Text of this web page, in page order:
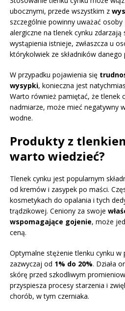
ubocznymi, przede wszystkim z
szczególnie powinny uważać
alergiczne na tlenek cynku zdarzają
wystąpienia istnieje, zwłaszcza u
którykolwiek ze składników danego
W przypadku pojawienia się
wysypki, konieczna jest
Warto również pamiętać, że tlenek
nadmiarze, może mieć negatywny
wodne.
Produkty z
warto wiedzieć?
Tlenek cynku jest popularnym
od kremów i zasypek po maści.
kosmetykach do opalania i tych
trądzikowej. Ceniony za swoje
wspomagające gojenie, może
ceną.
Optymalne stężenie tlenku cynku w
zazwyczaj od 1% do 20%. Działa
skórę przed szkodliwym
przyspiesza procesy starzenia i
chorób, w tym czerniaka.